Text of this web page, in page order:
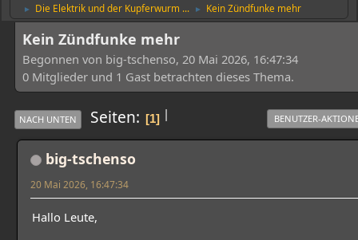
► Die Elektrik und der Kupferwurm ... ► Kein Zündfunke mehr
Kein Zündfunke mehr
Begonnen von big-tschenso, 20 Mai 2026, 16:47:34
0 Mitglieder und 1 Gast betrachten dieses Thema.
|
NACH UNTEN Seiten 1 BENUTZER-
big-tschenso
20 Mai 2026, 16:47:34
Hallo Leute,